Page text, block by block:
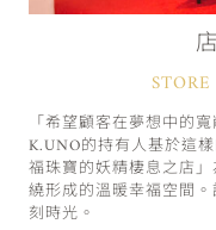
「希望顧客在夢想中的
K.UNO的持有人基於這
福珠寶的妖精棲息之店
繞形成的溫暖幸福空間
刻時光。